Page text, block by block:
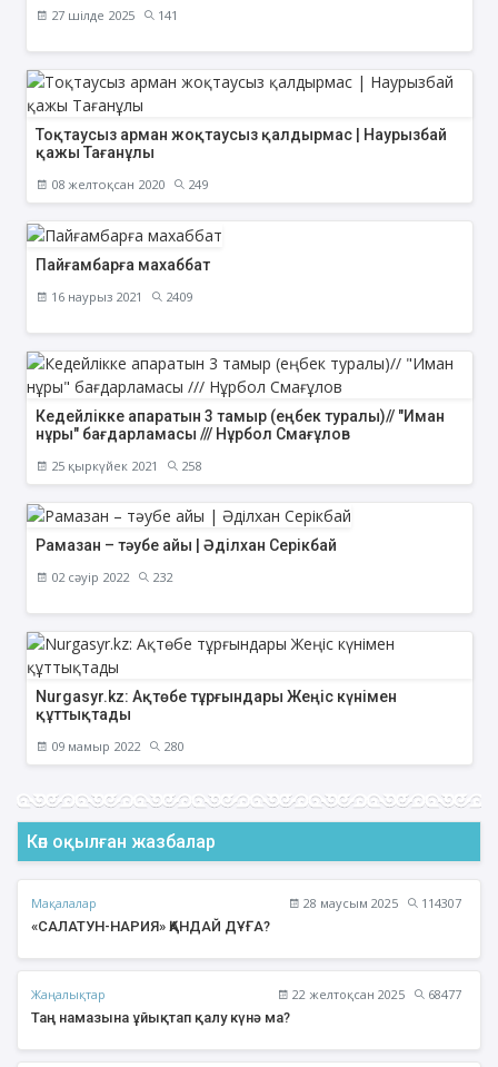
27 шілде 2025 141
Тоқтаусыз арман жоқтаусыз қалдырмас | Наурызбай
қажы Тағанұлы
08 желтоқсан 2020 249
Пайғамбарға махаббат
16 наурыз 2021 2409
Кедейлікке апаратын 3 тамыр (еңбек туралы)// "Иман
нұры" бағдарламасы /// Нұрбол Смағұлов
25 қыркүйек 2021 258
Рамазан – тәубе айы | Әділхан Серікбай
02 сәуір 2022 232
Nurgasyr.kz: Ақтөбе тұрғындары Жеңіс күнімен
құттықтады
09 мамыр 2022 280
Көп оқылған жазбалар
Мақалалар 28 маусым 2025
114307
«САЛАТУН-НАРИЯ» ҚАНДАЙ ДҰҒА?
Жаңалықтар 22 желтоқсан 2025
68477
Таң намазына ұйықтап қалу күнә ма?